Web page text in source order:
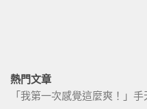
熱門文章
「我第一次感覺這麼爽！」